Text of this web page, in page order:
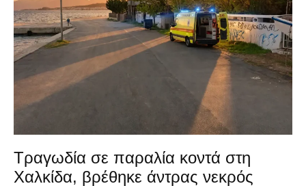
Τραγωδία σε παραλία κοντά στη
Χαλκίδα, βρέθηκε άντρας νεκρός